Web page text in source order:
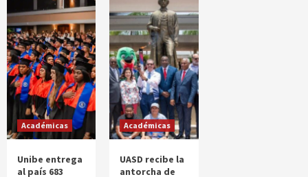
Académicas
Unibe entrega
al país 683
Académicas
UASD recibe la
antorcha de